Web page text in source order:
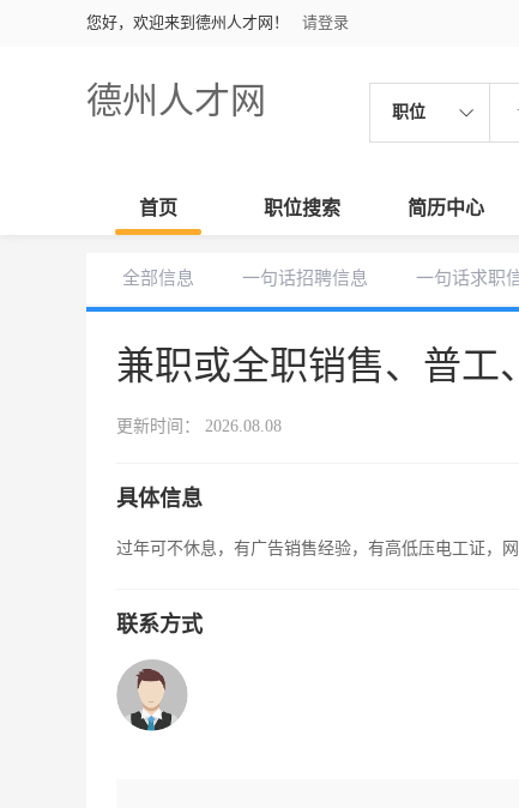
您好，欢迎来到德州人才网！ 请登录
德州人才网 职位
首页 职位搜索 简历中心
全部信息 一句话招聘信息 一句话求职
兼职或全职销售、普工
更新时间： 2026.08.08
具体信息
过年可不休息，有广告销售经验，有高低压电工证，
联系方式